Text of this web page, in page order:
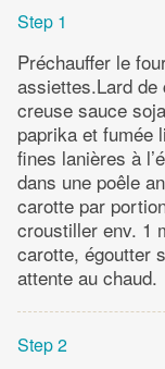
Step 1
Préchauffer le
assiettes.Lard de
creuse sauce
paprika et fumée
fines lanières à
dans une poêle
carotte par
croustiller env. 1
carotte, égoutter
attente au chaud.
Step 2